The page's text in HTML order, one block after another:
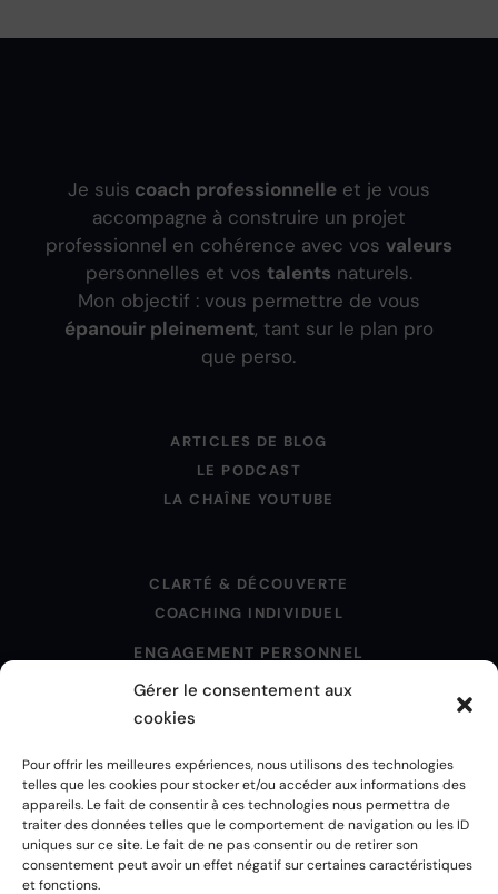
Gérer le consentement aux
cookies
Pour offrir les meilleures expériences, nous utilisons des technologies
telles que les cookies pour stocker et/ou accéder aux informations des
appareils. Le fait de consentir à ces technologies nous permettra de
traiter des données telles que le comportement de navigation ou les ID
uniques sur ce site. Le fait de ne pas consentir ou de retirer son
consentement peut avoir un effet négatif sur certaines caractéristiques
et fonctions.
Je suis coach professionnelleet je vous
accompagne à construire un projet
professionnel en cohérence avec vos valeurs
personnelles et vos talents naturels.
Mon objectif : vous permettre de vous
épanouir pleinement, tant sur le plan pro
que perso.
ARTICLES DE BLOG
LE PODCAST
LA CHAÎNE YOUTUBE
CLARTÉ & DÉCOUVERTE
COACHING INDIVIDUEL
ENGAGEMENT PERSONNEL
POLITIQUE DE CONFIDENTIALITÉ
POLITIQUE DE COOKIES
CGU
CGV